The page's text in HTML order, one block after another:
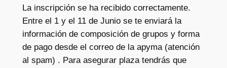
La inscripción se ha recibido correctamente.
Entre el 1 y el 11 de Junio se te enviará la
información de composición de grupos y forma
de pago desde el correo de la apyma (atención
al spam) . Para asegurar plaza tendrás que